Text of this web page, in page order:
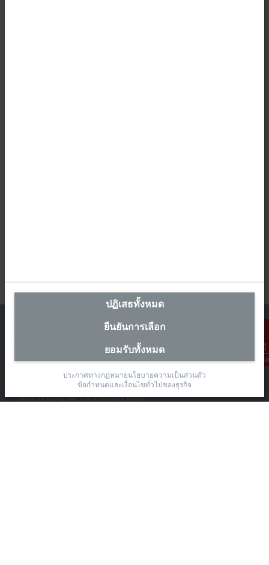
การติดต่อ
สำนักงานผู้แทนประเทศไทย
The Pretium Bang Na, Unit 91/8
Moo.15 Bang Na-Trat Frontage Road
ปฏิเสธทั้งหมด
ยืนยันการเลือก
ยอมรับทั้งหมด
ประกาศทางกฎหมายนโยบายความเป็นส่วนตัว
ข้อกำหนดและเงื่อนไขทั่วไปของธุรกิจ